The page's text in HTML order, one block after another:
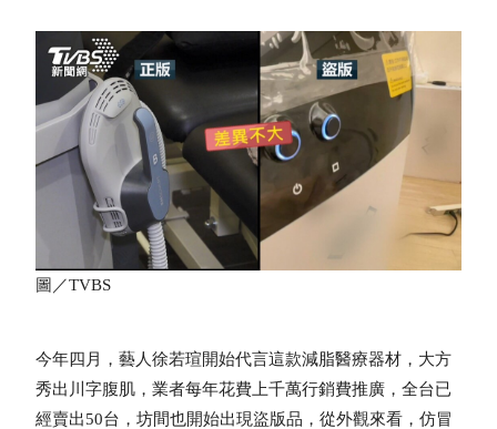
圖／TVBS
今年四月，藝人徐若瑄開始代言這款減脂醫療器材，大方
秀出川字腹肌，業者每年花費上千萬行銷費推廣，全台已
經賣出50台，坊間也開始出現盜版品，從外觀來看，仿冒